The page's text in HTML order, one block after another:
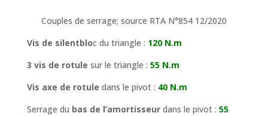
Couples de serrage; source RTA N°854 12/2020
Vis de silentbloc du triangle : 120 N.m
3 vis de rotule sur le triangle : 55 N.m
Vis axe de rotule dans le pivot : 40 N.m
Serrage du bas de l’amortisseurdans le pivot : 55